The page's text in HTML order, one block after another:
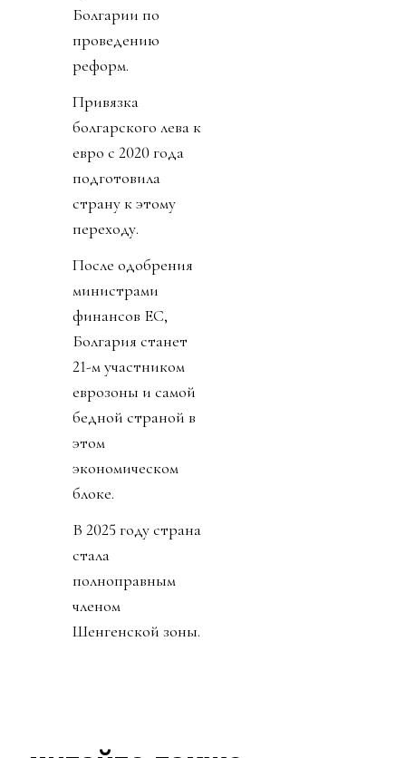
Болгарии по
проведению
реформ.
Привязка
болгарского лева к
евро с 2020 года
подготовила
страну к этому
переходу.
После одобрения
министрами
финансов ЕС,
Болгария станет
21-м участником
еврозоны и самой
бедной страной в
этом
экономическом
блоке.
В 2025 году страна
стала
полноправным
членом
Шенгенской зоны.